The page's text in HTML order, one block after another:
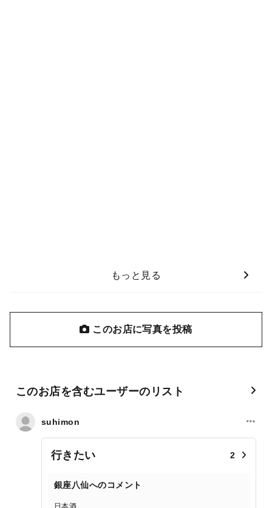
もっと見る
このお店に写真を投稿
このお店を含むユーザーのリスト
suhimon
行きたい 2
銀座八仙へのコメント